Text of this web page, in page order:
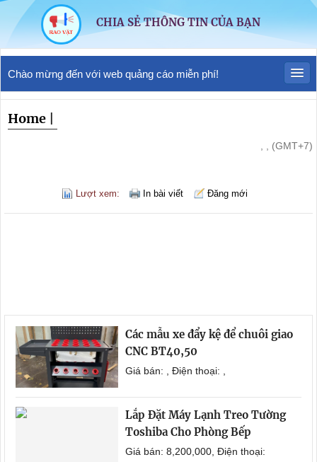
CHIA SẺ THÔNG TIN CỦA BẠN
Chào mừng đến với web quảng cáo miễn phí!
Home
, , (GMT+7)
Lượt xem: In bài viết Đăng mới
Các mẫu xe đẩy kệ để chuôi giao
CNC BT40,50
Giá bán: , Điện thoại: ,
Lắp Đặt Máy Lạnh Treo Tường
Toshiba Cho Phòng Bếp
Giá bán: 8,200,000, Điện thoại: